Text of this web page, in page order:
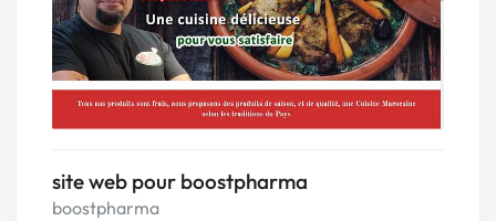
site web pour boostpharma
boostpharma